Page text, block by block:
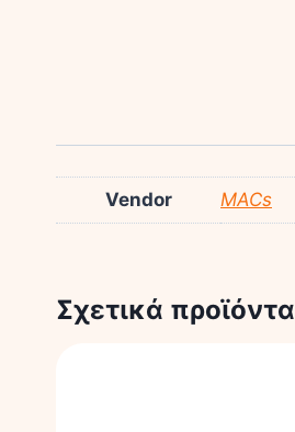
Vendor MACs
Σχετικά προϊόντα